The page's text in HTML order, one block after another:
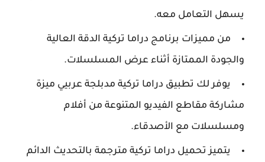
يسهل التعامل معه.
من مميزات برنامج دراما تركية الدقة العالية
والجودة الممتازة أثناء عرض المسلسلات.
يوفر لك تطبيق دراما تركية مدبلجة عربيي ميزة
مشاركة مقاطع الفيديو المتنوعة من أفلام
ومسلسلات مع الأصدقاء.
يتميز تحميل دراما تركية مترجمة بالتحديث الدائم